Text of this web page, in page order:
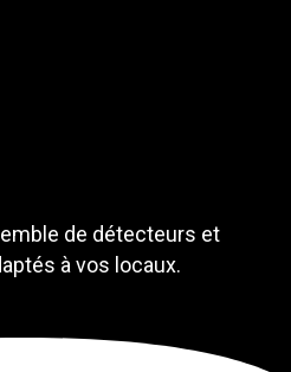
de détecteurs et
à vos locaux.